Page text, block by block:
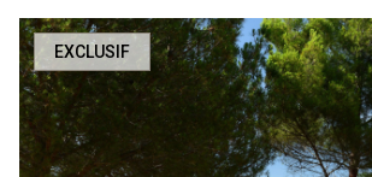
EXCLUSIF